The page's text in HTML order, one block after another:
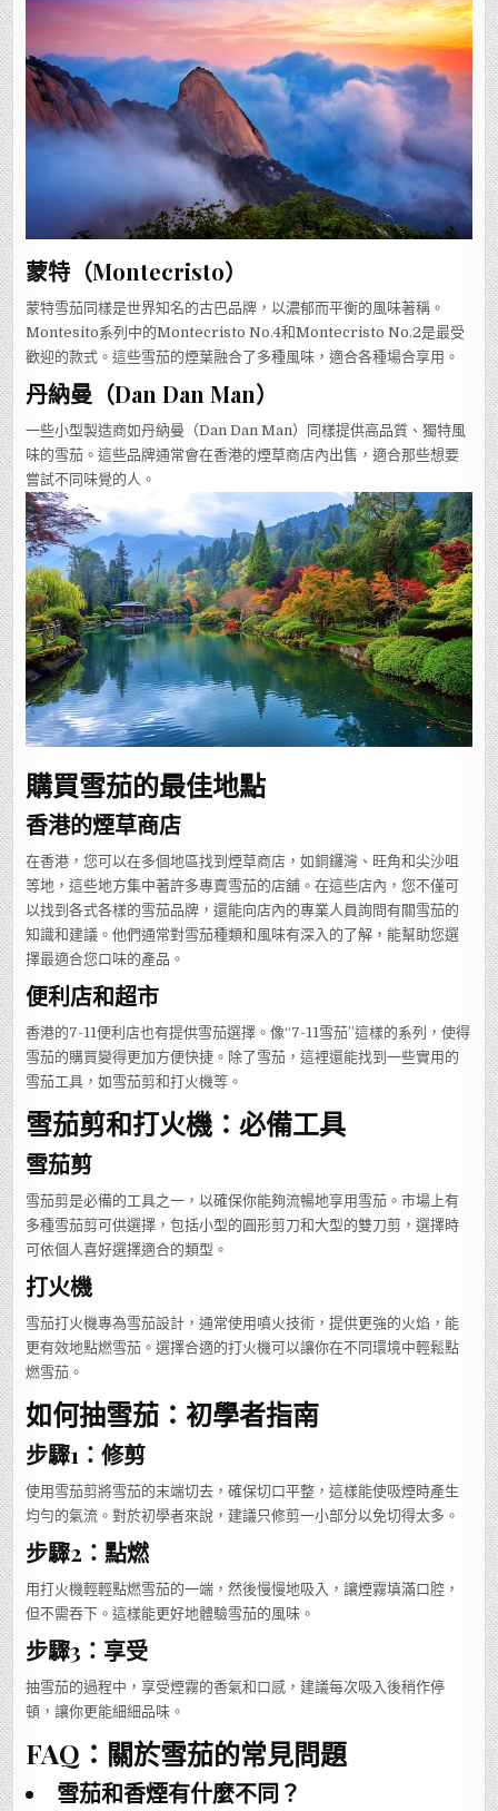
蒙特（Montecristo）
蒙特雪茄同樣是世界知名的古巴品牌，以濃郁而平衡的風味著稱。
Montesito系列中的Montecristo No.4和Montecristo No.2是最受
歡迎的款式。這些雪茄的煙葉融合了多種風味，適合各種場合享用。
丹納曼（Dan Dan Man）
一些小型製造商如丹納曼（Dan Dan Man）同樣提供高品質、獨特風
味的雪茄。這些品牌通常會在香港的煙草商店內出售，適合那些想要
嘗試不同味覺的人。
購買雪茄的最佳地點
香港的煙草商店
在香港，您可以在多個地區找到煙草商店，如銅鑼灣、旺角和尖沙咀
等地，這些地方集中著許多專賣雪茄的店舖。在這些店內，您不僅可
以找到各式各樣的雪茄品牌，還能向店內的專業人員詢問有關雪茄的
知識和建議。他們通常對雪茄種類和風味有深入的了解，能幫助您選
擇最適合您口味的產品。
便利店和超市
香港的7-11便利店也有提供雪茄選擇。像“7-11雪茄”這樣的系列，使得
雪茄的購買變得更加方便快捷。除了雪茄，這裡還能找到一些實用的
雪茄工具，如雪茄剪和打火機等。
雪茄剪和打火機：必備工具
雪茄剪
雪茄剪是必備的工具之一，以確保你能夠流暢地享用雪茄。市場上有
多種雪茄剪可供選擇，包括小型的圓形剪刀和大型的雙刀剪，選擇時
可依個人喜好選擇適合的類型。
打火機
雪茄打火機專為雪茄設計，通常使用噴火技術，提供更強的火焰，能
更有效地點燃雪茄。選擇合適的打火機可以讓你在不同環境中輕鬆點
燃雪茄。
如何抽雪茄：初學者指南
步驟1：修剪
使用雪茄剪將雪茄的末端切去，確保切口平整，這樣能使吸煙時產生
均勻的氣流。對於初學者來說，建議只修剪一小部分以免切得太多。
步驟2：點燃
用打火機輕輕點燃雪茄的一端，然後慢慢地吸入，讓煙霧填滿口腔，
但不需吞下。這樣能更好地體驗雪茄的風味。
步驟3：享受
抽雪茄的過程中，享受煙霧的香氣和口感，建議每次吸入後稍作停
頓，讓你更能細細品味。
FAQ：關於雪茄的常見問題
雪茄和香煙有什麼不同？